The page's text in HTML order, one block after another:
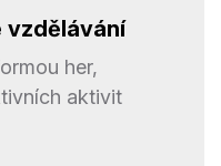
vzdělávání
her,
aktivit